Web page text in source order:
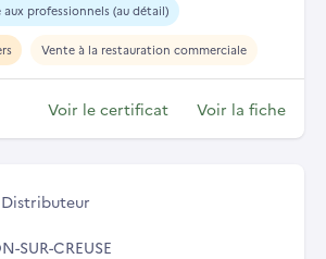
aux professionnels (au détail)
Vente à la restauration commerciale
Voir le certificat Voir la fiche
SUR-CREUSE